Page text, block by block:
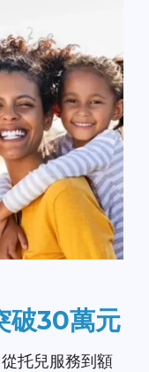
破30萬元
托兒服務到額